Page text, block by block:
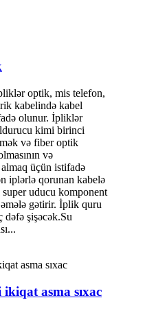
optik, mis telefon,
kabelində kabel
olunur. İpliklər
kimi birinci
və fiber optik
və
almaq üçün istifadə
iplərlə qorunan kabelə
uducu komponent
gətirir. İplik quru
dəfə şişəcək.Su
asma sıxac